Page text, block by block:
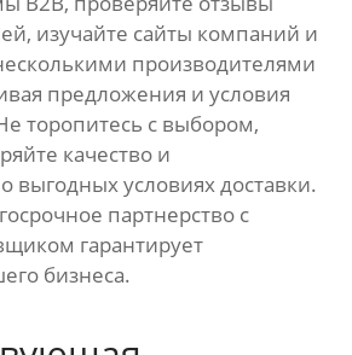
изучайте сайты компаний и
производителями
предложения и условия
торопитесь с выбором,
качество и
выгодных условиях доставки.
партнерство с
гарантирует
бизнеса.